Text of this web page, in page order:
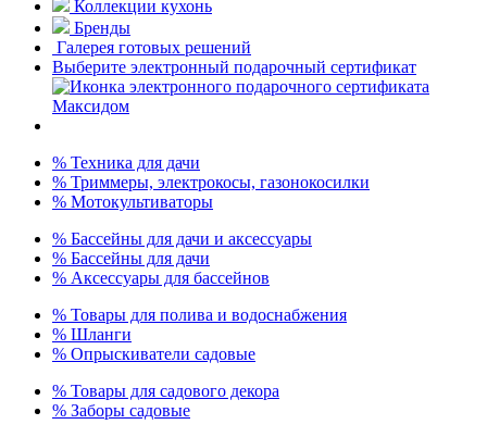
Коллекции кухонь
Бренды
Галерея готовых решений
Выберите электронный подарочный сертификат
% Техника для дачи
% Триммеры, электрокосы, газонокосилки
% Мотокультиваторы
% Бассейны для дачи и аксессуары
% Бассейны для дачи
% Аксессуары для бассейнов
% Товары для полива и водоснабжения
% Шланги
% Опрыскиватели садовые
% Товары для садового декора
% Заборы садовые